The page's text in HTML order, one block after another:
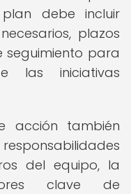
debe incluir
plazos
seguimiento para
las iniciativas
acción también
del equipo, la
clave de